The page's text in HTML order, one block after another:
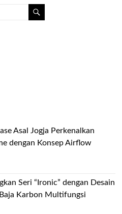
Asal Jogja Perkenalkan
dengan Konsep Airflow
Seri “Ironic” dengan Desain
Karbon Multifungsi